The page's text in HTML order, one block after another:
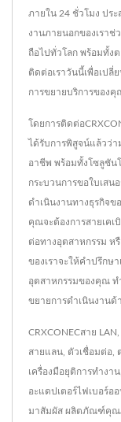
ภายใน 24 ชั่วโมง ปร
งานภายนอกของเรา
ถือไปทั่วโลก พร้อมทั้ง
ติดต่อเราวันนี้เพื่อเปลี่
การขยายบริการของคุ
โดยการติดต่อ
ได้รับการพิสูจน์แล้วว่า
อาชีพ พร้อมทั้งโซลูชัน
กระบวนการขอใบเสน
ดำเนินงานทางธุรกิจข
คุณจะต้องการสายเคเ
ต่อทางอุตสาหกรรม ห
ของเราจะให้คำปรึกษ
อุตสาหกรรมของคุณ ท
ขยายการดำเนินงานด้
CRXCONECสาย LAN
สายแลน ตัวเชื่อมต่อ
เครื่องมือยุติการทำงาน
อะแดปเตอร์ไฟเบอร์อ
มาสัมผัส ผลิตภัณฑ์คุณ